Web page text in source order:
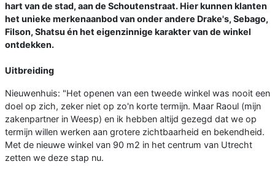
hart van de stad, aan de Schoutenstraat. Hier kunnen klanten
het unieke merkenaanbod van onder andere Drake's, Sebago,
Filson, Shatsu én het eigenzinnige karakter van de winkel
ontdekken.
Uitbreiding
Nieuwenhuis: "Het openen van een tweede winkel was nooit een
doel op zich, zeker niet op zo'n korte termijn. Maar Raoul (mijn
zakenpartner in Weesp) en ik hebben altijd gezegd dat we op
termijn willen werken aan grotere zichtbaarheid en bekendheid.
Met de nieuwe winkel van 90 m2 in het centrum van Utrecht
zetten we deze stap nu.